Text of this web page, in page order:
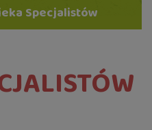
Specjalistów